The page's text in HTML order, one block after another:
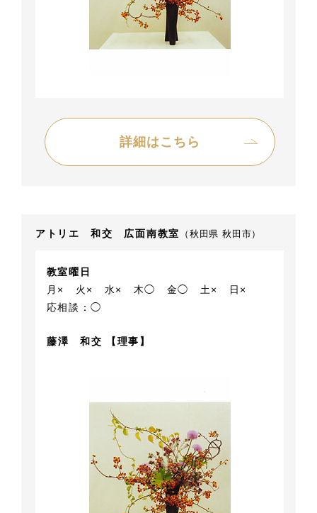
詳細はこちら
アトリエ 和交 広面南教室 （秋田県 秋田市）
教室曜日
月×
火× 水× 木◯ 金◯ 土×
日×
応相談：◯
藤澤 和交 【理事】